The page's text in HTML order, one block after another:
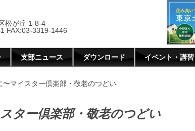
松が丘 1-8-4
FAX:03-3319-1446
支部ニュース ダウンロード イベント・講習
〜マイスター倶楽部・敬老のつどい
ター倶楽部・敬老のつどい